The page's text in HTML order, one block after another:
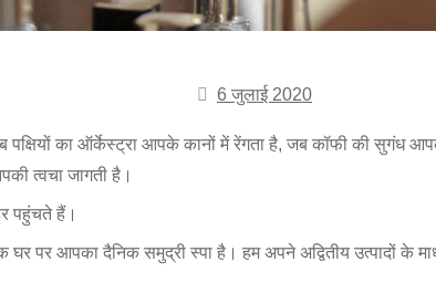
6 जुलाई 2020
का ऑर्केस्ट्रा आपके कानों में रेंगता है, जब कॉफी की सुगंध
त्वचा जागती है।
पहुंचते हैं।
घर पर आपका दैनिक समुद्री स्पा है। हम अपने अद्वितीय उत्पादों के